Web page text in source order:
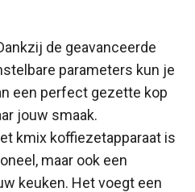
de geavanceerde
parameters kun je
een perfect gezette kop
jouw smaak.
kmix koffiezetapparaat is
maar ook een
keuken. Het voegt een